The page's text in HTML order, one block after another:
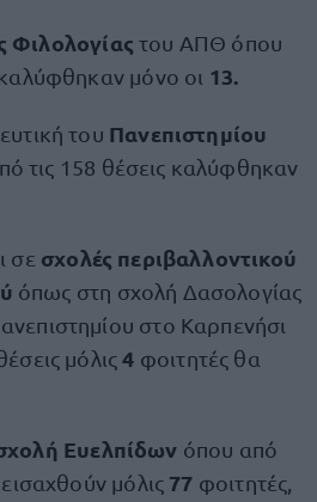
Φιλολογίας του ΑΠΘ όπου
μόνο οι 13.
του Πανεπιστημίου
τις 158 θέσεις καλύφθηκαν
σε σχολές περιβαλλοντικού
όπως στη σχολή Δασολογίας
στο Καρπενήσι
μόλις4 φοιτητές θα
Ευελπίδων όπου από
μόλις 77 φοιτητές,